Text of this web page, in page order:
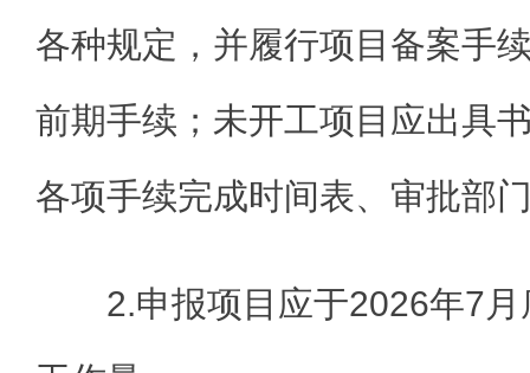
各种规定，并履行项目备案手
前期手续；未开工项目应出具
各项手续完成时间表、审批部
2.申报项目应于2026年7